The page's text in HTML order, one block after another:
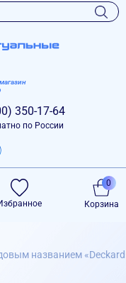
350-17-64
по России
Корзина
0
названием